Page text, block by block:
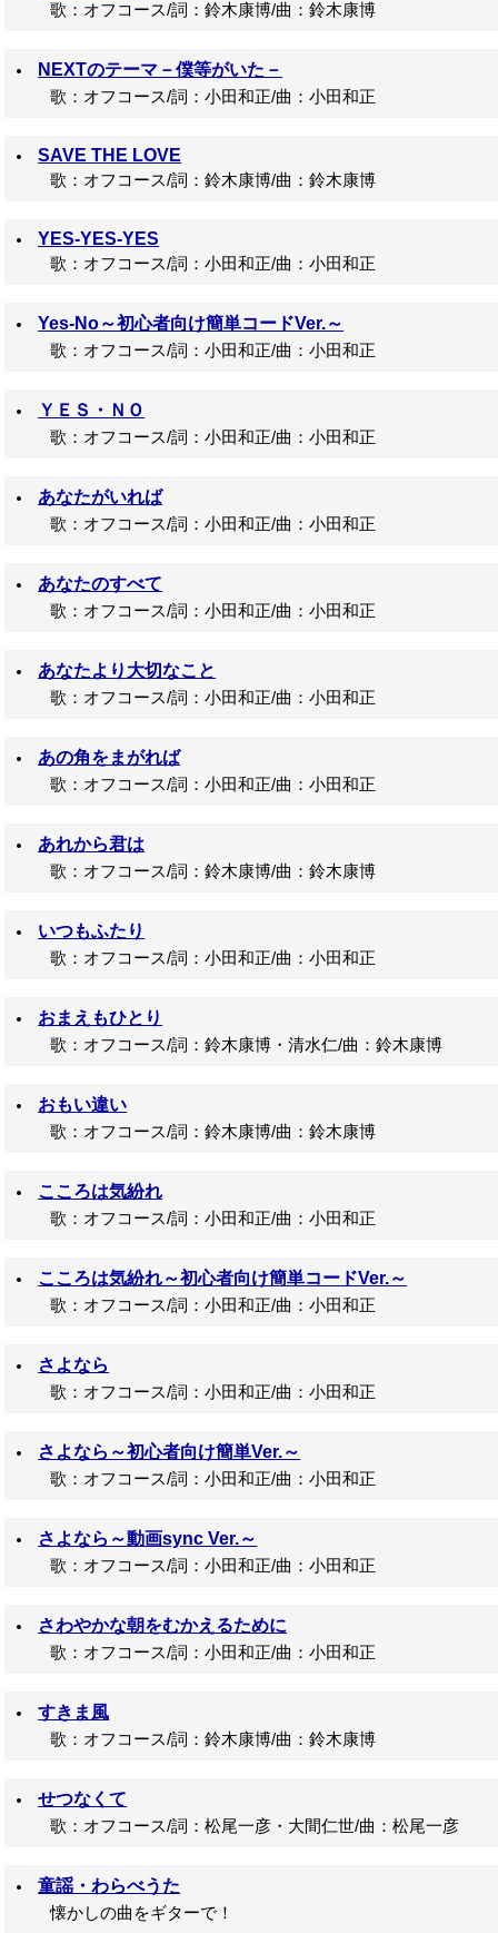
歌：オフコース/詞：鈴木康博/曲：鈴木康博
NEXTのテーマ－僕等がいた－
歌：オフコース/詞：小田和正/曲：小田和正
SAVE THE LOVE
歌：オフコース/詞：鈴木康博/曲：鈴木康博
YES-YES-YES
歌：オフコース/詞：小田和正/曲：小田和正
Yes-No～初心者向け簡単コードVer.～
歌：オフコース/詞：小田和正/曲：小田和正
ＹＥＳ・ＮＯ
歌：オフコース/詞：小田和正/曲：小田和正
あなたがいれば
歌：オフコース/詞：小田和正/曲：小田和正
あなたのすべて
歌：オフコース/詞：小田和正/曲：小田和正
あなたより大切なこと
歌：オフコース/詞：小田和正/曲：小田和正
あの角をまがれば
歌：オフコース/詞：小田和正/曲：小田和正
あれから君は
歌：オフコース/詞：鈴木康博/曲：鈴木康博
いつもふたり
歌：オフコース/詞：小田和正/曲：小田和正
おまえもひとり
歌：オフコース/詞：鈴木康博・清水仁/曲：鈴木康博
おもい違い
歌：オフコース/詞：鈴木康博/曲：鈴木康博
こころは気紛れ
歌：オフコース/詞：小田和正/曲：小田和正
こころは気紛れ～初心者向け簡単コードVer.～
歌：オフコース/詞：小田和正/曲：小田和正
さよなら
歌：オフコース/詞：小田和正/曲：小田和正
さよなら～初心者向け簡単Ver.～
歌：オフコース/詞：小田和正/曲：小田和正
さよなら～動画sync Ver.～
歌：オフコース/詞：小田和正/曲：小田和正
さわやかな朝をむかえるために
歌：オフコース/詞：小田和正/曲：小田和正
すきま風
歌：オフコース/詞：鈴木康博/曲：鈴木康博
せつなくて
歌：オフコース/詞：松尾一彦・大間仁世/曲：松尾一彦
童謡・わらべうた
懐かしの曲をギターで！